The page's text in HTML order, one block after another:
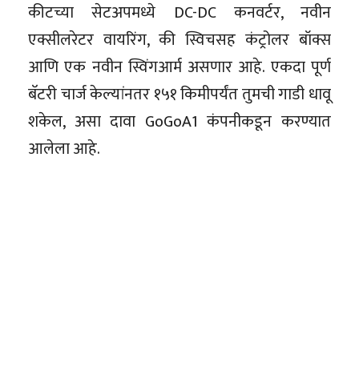
कीटच्या सेटअपमध्ये DC-DC कनवर्टर, नवीन
एक्सीलरेटर वायरिंग, की स्विचसह कंट्रोलर बॉक्स
आणि एक नवीन स्विंगआर्म असणार आहे. एकदा पूर्ण
बॅटरी चार्ज केल्यांनतर १५१ किमीपर्यंत तुमची गाडी धावू
शकेल, असा दावा GoGoA1 कंपनीकडून करण्यात
आलेला आहे.